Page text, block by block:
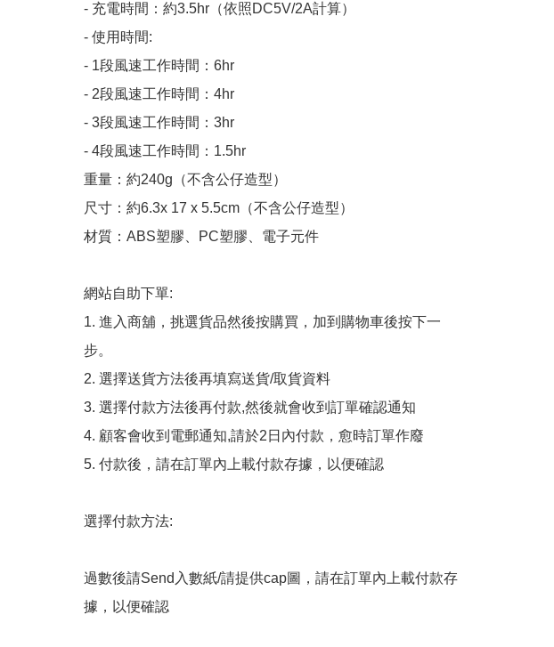
- 充電時間：約3.5hr（依照DC5V/2A計算）
- 使用時間:
- 1段風速工作時間：6hr
- 2段風速工作時間：4hr
- 3段風速工作時間：3hr
- 4段風速工作時間：1.5hr
重量：約240g（不含公仔造型）
尺寸：約6.3x 17 x 5.5cm（不含公仔造型）
材質：ABS塑膠、PC塑膠、電子元件
網站自助下單:
1. 進入商舖，挑選貨品然後按購買，加到購物車後按下一
步。
2. 選擇送貨方法後再填寫送貨/取貨資料
3. 選擇付款方法後再付款,然後就會收到訂單確認通知
4. 顧客會收到電郵通知,請於2日內付款，愈時訂單作廢
5. 付款後，請在訂單內上載付款存據，以便確認
選擇付款方法:
過數後請Send入數紙/請提供cap圖，請在訂單內上載付款存
據，以便確認